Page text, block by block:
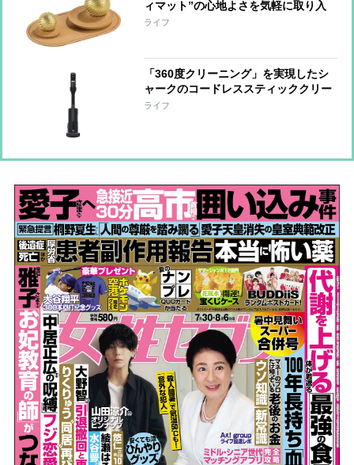
ィマット”の心地よさを気軽に取り入
れられる『ワンダーボール セット』
ライフ
「360度クリーニング」を実現したシ
ャークのコードレススティッククリー
ナー 強い吸引力とヘッドの密着性で
ライフ